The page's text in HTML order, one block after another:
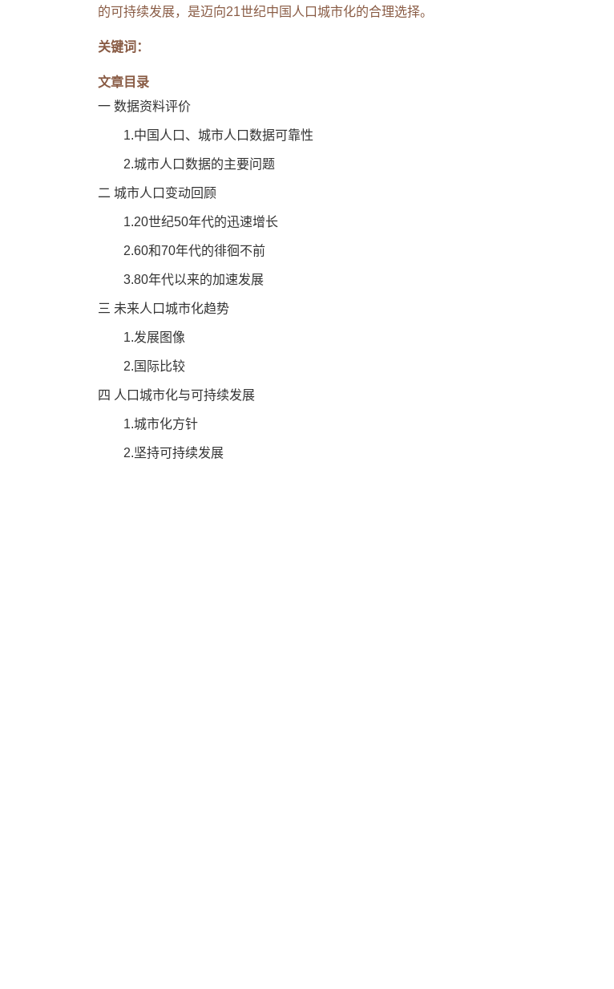
的可持续发展，是迈向21世纪中国人口城市化的合理选择。
关键词：
文章目录
一 数据资料评价
1.中国人口、城市人口数据可靠性
2.城市人口数据的主要问题
二 城市人口变动回顾
1.20世纪50年代的迅速增长
2.60和70年代的徘徊不前
3.80年代以来的加速发展
三 未来人口城市化趋势
1.发展图像
2.国际比较
四 人口城市化与可持续发展
1.城市化方针
2.坚持可持续发展